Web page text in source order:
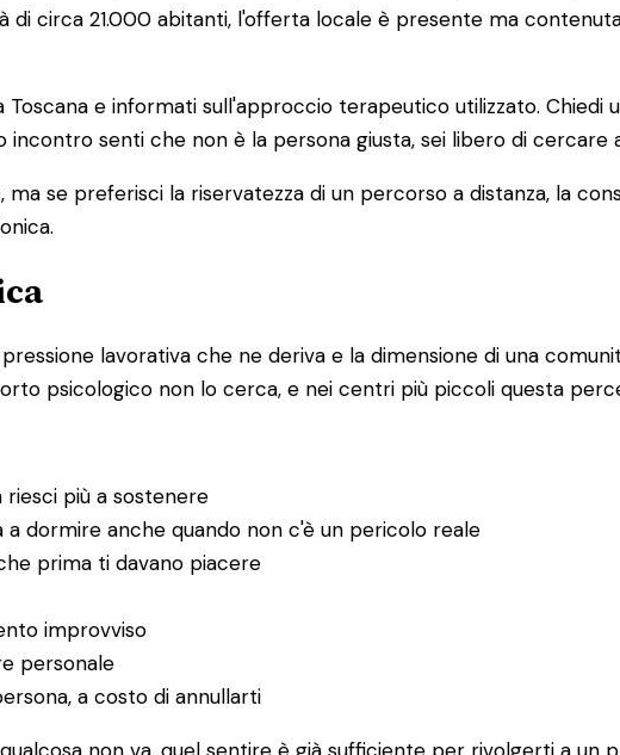
circa 21.000 abitanti, l'offerta locale è presente ma
e informati sull'approccio terapeutico utilizzato. Chiedi
senti che non è la persona giusta, sei libero di cercare
se preferisci la riservatezza di un percorso a distanza, la
lavorativa che ne deriva e la dimensione di una
psicologico non lo cerca, e nei centri più piccoli questa
più a sostenere
dormire anche quando non c'è un pericolo reale
prima ti davano piacere
improvviso
personale
a costo di annullarti